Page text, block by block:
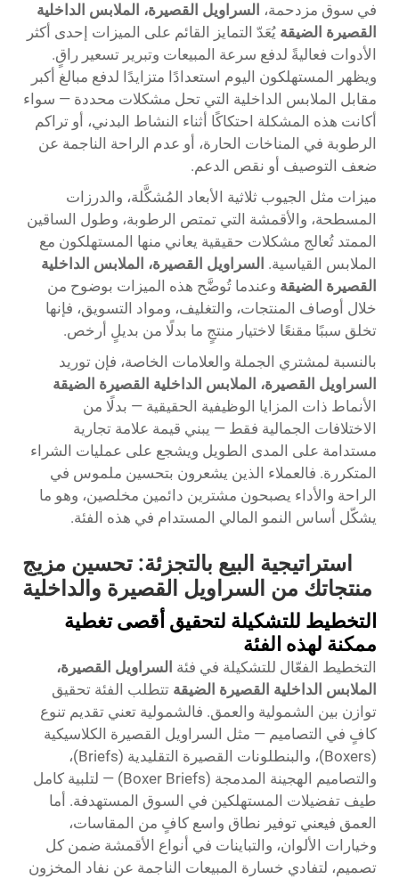
في سوق مزدحمة، السراويل القصيرة، الملابس الداخلية
القصيرة الضيقة يُعَدّ التمايز القائم على الميزات إحدى أكثر
الأدوات فعاليةً لدفع سرعة المبيعات وتبرير تسعير راقٍ.
ويظهر المستهلكون اليوم استعدادًا متزايدًا لدفع مبالغ أكبر
مقابل الملابس الداخلية التي تحل مشكلات محددة — سواء
أكانت هذه المشكلة احتكاكًا أثناء النشاط البدني، أو تراكم
الرطوبة في المناخات الحارة، أو عدم الراحة الناجمة عن
ضعف التوصيف أو نقص الدعم.
ميزات مثل الجيوب ثلاثية الأبعاد المُشكَّلة، والدرزات
المسطحة، والأقمشة التي تمتص الرطوبة، وطول الساقين
الممتد تُعالج مشكلات حقيقية يعاني منها المستهلكون مع
الملابس القياسية. السراويل القصيرة، الملابس الداخلية
القصيرة الضيقة وعندما تُوضَّح هذه الميزات بوضوح من
خلال أوصاف المنتجات، والتغليف، ومواد التسويق، فإنها
تخلق سببًا مقنعًا لاختيار منتجٍ ما بدلًا من بديلٍ أرخص.
بالنسبة لمشتري الجملة والعلامات الخاصة، فإن توريد
السراويل القصيرة، الملابس الداخلية القصيرة الضيقة
الأنماط ذات المزايا الوظيفية الحقيقية — بدلًا من
الاختلافات الجمالية فقط — يبني قيمة علامة تجارية
مستدامة على المدى الطويل ويشجع على عمليات الشراء
المتكررة. فالعملاء الذين يشعرون بتحسين ملموس في
الراحة والأداء يصبحون مشترين دائمين مخلصين، وهو ما
يشكّل أساس النمو المالي المستدام في هذه الفئة.
استراتيجية البيع بالتجزئة: تحسين مزيج
منتجاتك من السراويل القصيرة والداخلية
التخطيط للتشكيلة لتحقيق أقصى تغطية
ممكنة لهذه الفئة
التخطيط الفعّال للتشكيلة في فئة السراويل القصيرة،
الملابس الداخلية القصيرة الضيقة تتطلب الفئة تحقيق
توازن بين الشمولية والعمق. فالشمولية تعني تقديم تنوع
كافٍ في التصاميم — مثل السراويل القصيرة الكلاسيكية
(Boxers)، والبنطلونات القصيرة التقليدية (Briefs)،
والتصاميم الهجينة المدمجة (Boxer Briefs) — لتلبية كامل
طيف تفضيلات المستهلكين في السوق المستهدفة. أما
العمق فيعني توفير نطاق واسع كافٍ من المقاسات،
وخيارات الألوان، والتباينات في أنواع الأقمشة ضمن كل
تصميم، لتفادي خسارة المبيعات الناجمة عن نفاد المخزون